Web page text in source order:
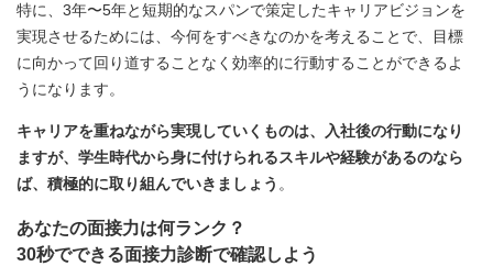
特に、3年〜5年と短期的なスパンで策定したキャリアビジョンを
実現させるためには、今何をすべきなのかを考えることで、目標
に向かって回り道することなく効率的に行動することができるよ
うになります。
キャリアを重ねながら実現していくものは、入社後の行動になり
ますが、学生時代から身に付けられるスキルや経験があるのなら
ば、積極的に取り組んでいきましょう 。
あなたの面接力は何ランク？
30秒でできる面接力診断で確認しよう